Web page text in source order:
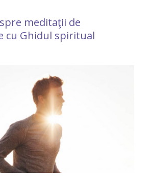
meditaţii de
cu Ghidul spiritual